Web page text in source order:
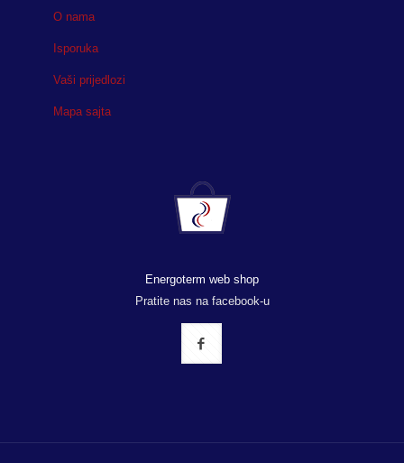
O nama
Isporuka
Vaši prijedlozi
Mapa sajta
Energoterm web shop
Pratite nas na facebook-u